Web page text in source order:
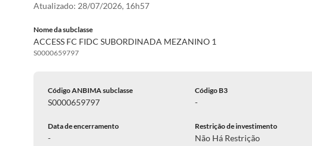
Atualizado: 28/07/2026, 16h57
Nome da subclasse
ACCESS FC FIDC SUBORDINADA MEZANINO 1
S0000659797
Código ANBIMA subclasse
S0000659797
Código B3
-
Data de encerramento
-
Restrição de investimento
Não Há Restrição